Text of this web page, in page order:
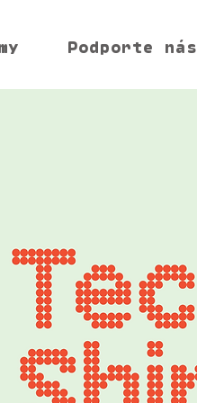
Podporte nás